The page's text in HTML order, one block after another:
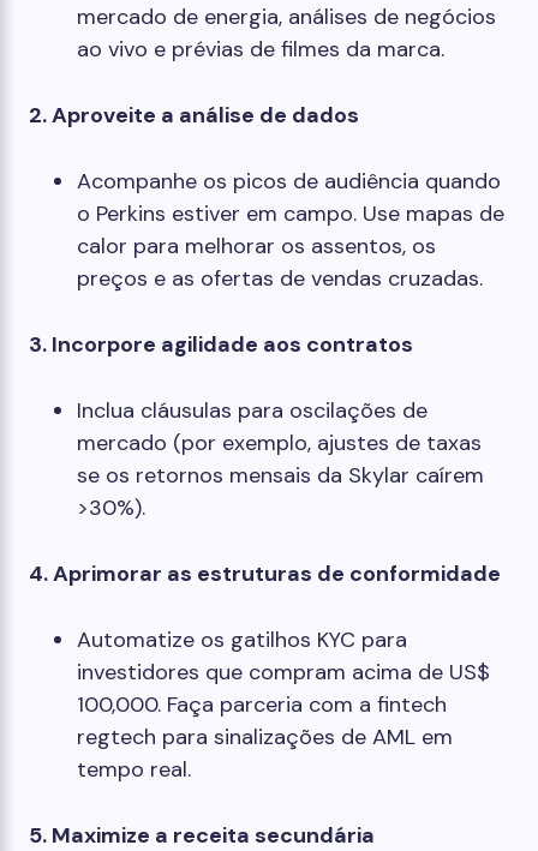
mercado de energia, análises de negócios
ao vivo e prévias de filmes da marca.
2. Aproveite a análise de dados
Acompanhe os picos de audiência quando
o Perkins estiver em campo. Use mapas de
calor para melhorar os assentos, os
preços e as ofertas de vendas cruzadas.
3. Incorpore agilidade aos contratos
Inclua cláusulas para oscilações de
mercado (por exemplo, ajustes de taxas
se os retornos mensais da Skylar caírem
>30%).
4. Aprimorar as estruturas de conformidade
Automatize os gatilhos KYC para
investidores que compram acima de US$
100,000. Faça parceria com a fintech
regtech para sinalizações de AML em
tempo real.
5. Maximize a receita secundária